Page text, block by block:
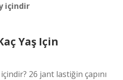
içindir
Yaş Için
26 jant lastiğin çapını